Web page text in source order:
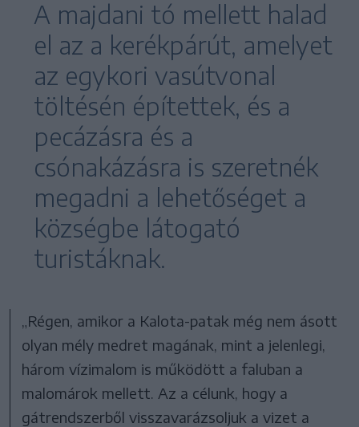
A majdani tó mellett halad
el az a kerékpárút, amelyet
az egykori vasútvonal
töltésén építettek, és a
pecázásra és a
csónakázásra is szeretnék
megadni a lehetőséget a
községbe látogató
turistáknak.
„Régen, amikor a Kalota-patak még nem ásott
olyan mély medret magának, mint a jelenlegi,
három vízimalom is működött a faluban a
malomárok mellett. Az a célunk, hogy a
gátrendszerből visszavarázsoljuk a vizet a